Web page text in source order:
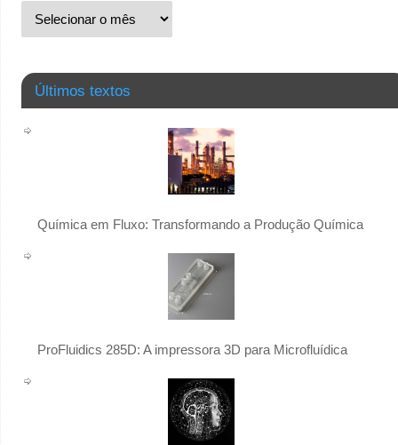
Últimos textos
Química em Fluxo: Transformando a Produção Química
ProFluidics 285D: A impressora 3D para Microfluídica